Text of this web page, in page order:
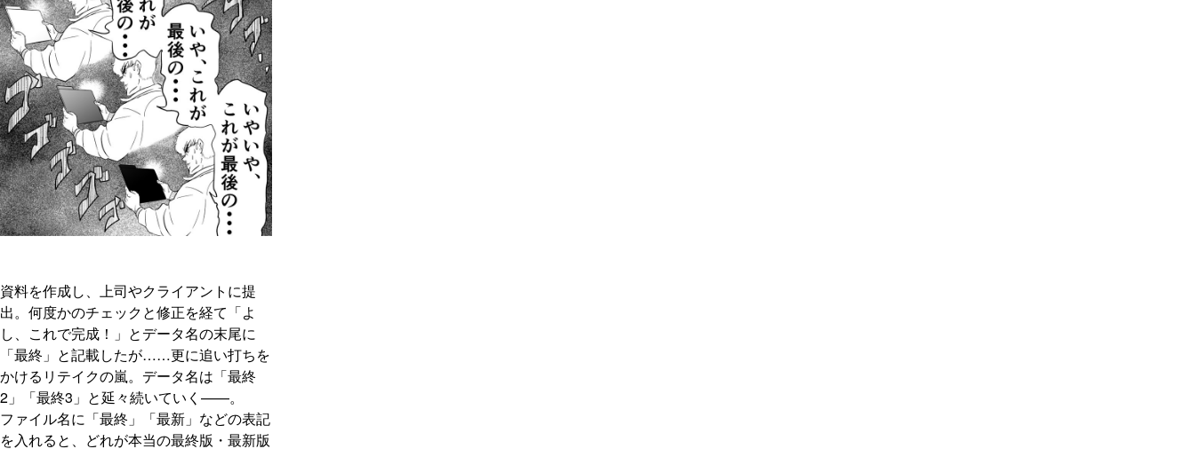
資料を作成し、上司やクライアントに提
出。何度かのチェックと修正を経て「よ
し、これで完成！」とデータ名の末尾に
「最終」と記載したが……更に追い打ちを
かけるリテイクの嵐。データ名は「最終
2」「最終3」と延々続いていく——。
ファイル名に「最終」「最新」などの表記
を入れると、どれが本当の最終版・最新版